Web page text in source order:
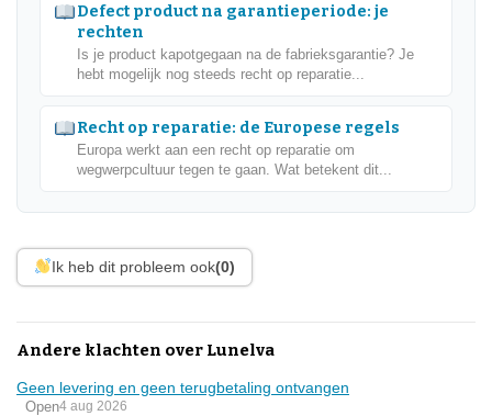
Defect product na garantieperiode: je
rechten
Is je product kapotgegaan na de fabrieksgarantie? Je
hebt mogelijk nog steeds recht op reparatie...
Recht op reparatie: de Europese regels
Europa werkt aan een recht op reparatie om
wegwerpcultuur tegen te gaan. Wat betekent dit...
Ik heb dit probleem ook(0)
Andere klachten over Lunelva
Geen levering en geen terugbetaling ontvangen
Open4 aug 2026